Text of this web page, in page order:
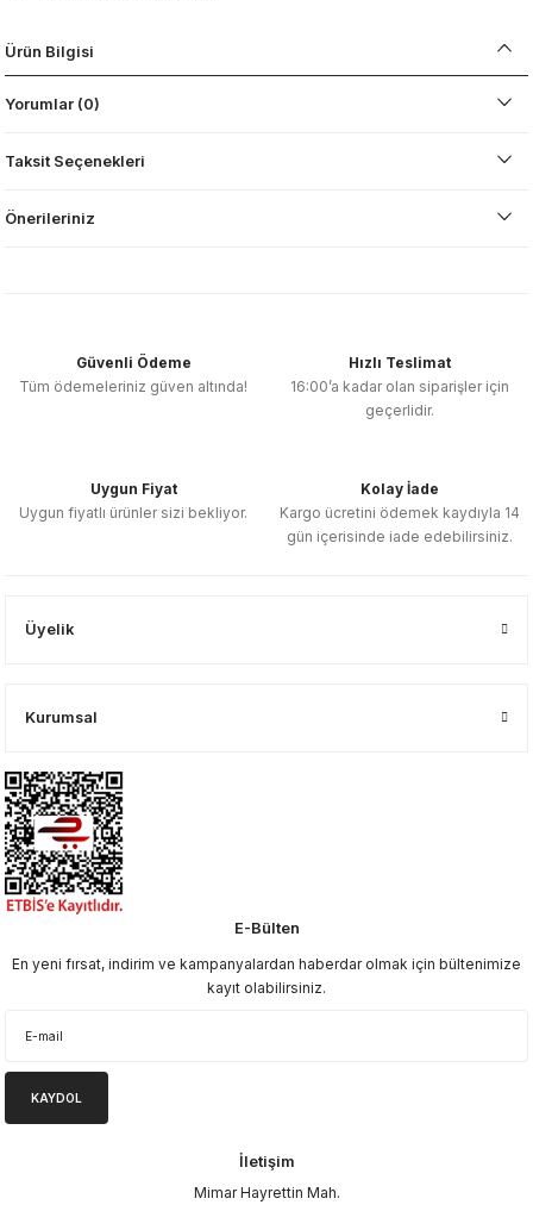
Ürün Bilgisi
Yorumlar (0)
Taksit Seçenekleri
Önerileriniz
Güvenli Ödeme
Tüm ödemeleriniz güven altında!
Hızlı Teslimat
16:00’a kadar olan siparişler için
geçerlidir.
Uygun Fiyat
Uygun fiyatlı ürünler sizi bekliyor.
Kolay İade
Kargo ücretini ödemek kaydıyla 14
gün içerisinde iade edebilirsiniz.
Üyelik
Kurumsal
E-Bülten
En yeni fırsat, indirim ve kampanyalardan haberdar olmak için bültenimize
kayıt olabilirsiniz.
KAYDOL
İletişim
Mimar Hayrettin Mah.